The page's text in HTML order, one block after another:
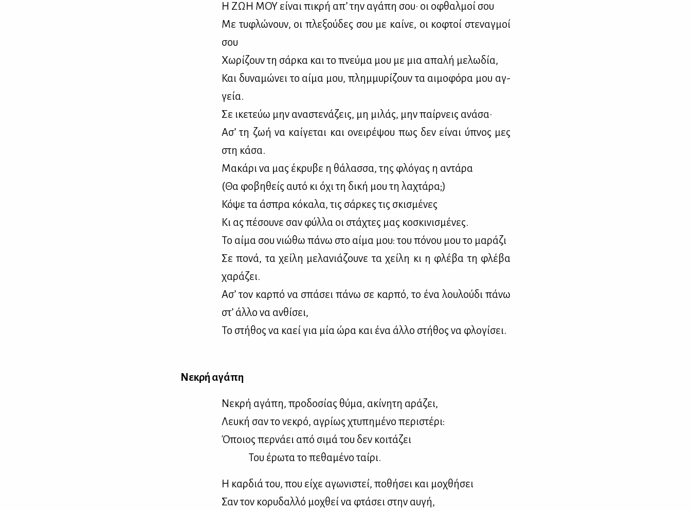
Η ΖΩΗ ΜΟΥ εί­ναι πι­κρή απ’ την αγά­πη σου· οι οφθαλ­μοί σου
Με τυ­φλώ­νουν, οι πλε­ξού­δες σου με καί­νε, οι κο­φτοί στε­ναγ­μοί
σου
Χω­ρί­ζουν τη σάρ­κα και το πνεύ­μα μου με μια απα­λή με­λω­δία,
Και δυ­να­μώ­νει το αί­μα μου, πλημ­μυ­ρί­ζουν τα αι­μο­φό­ρα μου αγ­
γεία.
Σε ικε­τεύω μην ανα­στε­νά­ζεις, μη μι­λάς, μην παίρ­νεις ανά­σα·
Ασ’ τη ζωή να καί­γε­ται και ονει­ρέ­ψου πως δεν εί­ναι ύπνος μες
στη κά­σα.
Μα­κά­ρι να μας έκρυ­βε η θά­λασ­σα, της φλό­γας η αντά­ρα
(Θα φο­βη­θείς αυ­τό κι όχι τη δι­κή μου τη λα­χτά­ρα;)
Κό­ψε τα άσπρα κό­κα­λα, τις σάρ­κες τις σκι­σμέ­νες
Κι ας πέ­σου­νε σαν φύλ­λα οι στά­χτες μας κο­σκι­νι­σμέ­νες.
Το αί­μα σου νιώ­θω πά­νω στο αί­μα μου: του πό­νου μου το μα­ρά­ζι
Σε πο­νά, τα χεί­λη με­λα­νιά­ζου­νε τα χεί­λη κι η φλέ­βα τη φλέ­βα
χα­ρά­ζει.
Ασ’ τον καρ­πό να σπά­σει πά­νω σε καρ­πό, το ένα λου­λού­δι πά­νω
στ’ άλ­λο να αν­θί­σει,
Το στή­θος να κα­εί για μία ώρα και ένα άλ­λο στή­θος να φλο­γί­σει.
Νε­κρή αγά­πη
Νε­κρή αγά­πη, προ­δο­σί­ας θύ­μα, ακί­νη­τη αρά­ζει,
Λευ­κή σαν το νε­κρό, αγρί­ως χτυ­πη­μέ­νο πε­ρι­στέ­ρι:
Όποιος περ­νά­ει από σι­μά του δεν κοι­τά­ζει
Του έρω­τα το πε­θα­μέ­νο ταί­ρι.
Η καρ­διά του, που εί­χε αγω­νι­στεί, πο­θή­σει και μο­χθή­σει
Σαν τον κο­ρυ­δαλ­λό μο­χθεί να φτά­σει στην αυ­γή,